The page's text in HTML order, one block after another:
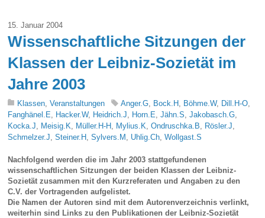
15. Januar 2004
Wissenschaftliche Sitzungen der
Klassen der Leibniz-Sozietät im
Jahre 2003
Klassen ,Veranstaltungen Anger.G Bock.H Böhme.W, Dill.H-O
Fanghänel.E
Hacker.W, Heidrich.J Horn.E ,Jähn.S ,Jakobasch.G
Kocka.J
Meisig.K Müller.H-H Mylius.K ,Ondruschka.B Rösler.J
Schmelzer.J ,Steiner.H ,Sylvers.M Uhlig.Ch ,Wollgast.S
Nachfolgend werden die im Jahr 2003 stattgefundenen
wissenschaftlichen Sitzungen der beiden Klassen der Leibniz-
Sozietät zusammen mit den Kurzreferaten und Angaben zu den
C.V. der Vortragenden aufgelistet.
Die Namen der Autoren sind mit dem Autorenverzeichnis verlinkt,
weiterhin sind Links zu den Publikationen der Leibniz-Sozietät